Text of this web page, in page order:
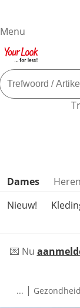
Menu
Dames Heren
Nieuw!
💌 Nu
... | Gezondheid